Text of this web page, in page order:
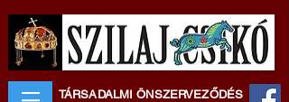
TÁRSADALMI ÖNSZERVEZŐDÉS